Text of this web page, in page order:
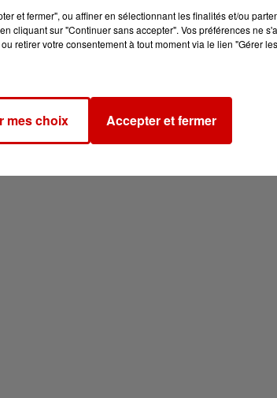
portes ou aménager leurs horaires,
et fermer", ou affiner en sélectionnant les finalités et/ou
cliquant sur "Continuer sans accepter". Vos préférences ne
retirer votre consentement à tout moment via le lien "Gérer
mes choix Accepter et fermer